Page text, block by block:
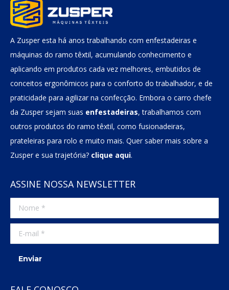
A Zusper esta há anos trabalhando com enfestadeiras e
máquinas do ramo têxtil, acumulando conhecimento e
aplicando em produtos cada vez melhores, embutidos de
conceitos ergonômicos para o conforto do trabalhador, e de
praticidade para agilizar na confecção. Embora o carro chefe
da Zusper sejam suas enfestadeiras, trabalhamos com
outros produtos do ramo têxtil, como fusionadeiras,
prateleiras para rolo e muito mais. Quer saber mais sobre a
Zusper e sua trajetória? clique aqui.
ASSINE NOSSA NEWSLETTER
Nome *
E-mail *
Enviar